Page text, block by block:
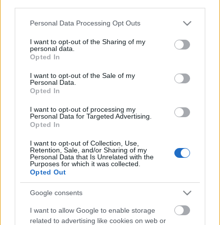
Please note that this website/app uses one or more Google
not limited to your visit or usage behaviour. You may click to
grant or deny consent to Google and its third-party tags to
use your data for below specified purposes in below Google
consent section.
Personal Data Processing Opt Outs
I want to opt-out of the Sharing of my
personal data.
Opted In
I want to opt-out of the Sale of my
Personal Data.
Opted In
I want to opt-out of processing my
Personal Data for Targeted Advertising.
Opted In
I want to opt-out of Collection, Use,
Retention, Sale, and/or Sharing of my
Personal Data that Is Unrelated with the
Purposes for which it was collected.
Opted Out
Google consents
I want to allow Google to enable storage
related to advertising like cookies on web or
Címkék:kóstolás fehér ötpontos weninger burgenland 2010
gemischter satz
Ajánlott bejegyzések:
Villány
Szepsy és a radikális racionalizmus
Rövidzárlat